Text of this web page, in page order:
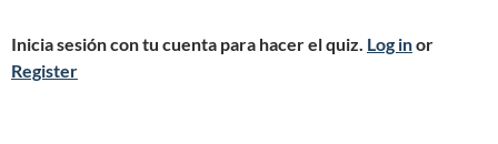
Inicia sesión con tu cuenta para hacer el quiz. Log inor
Register